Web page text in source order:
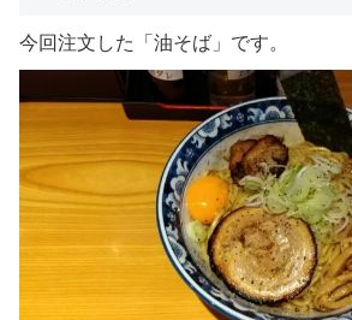
今回注文した「油そば」です。